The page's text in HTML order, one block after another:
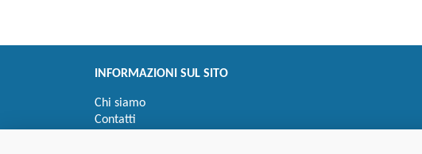
INFORMAZIONI SUL SITO
Chi siamo
Contatti